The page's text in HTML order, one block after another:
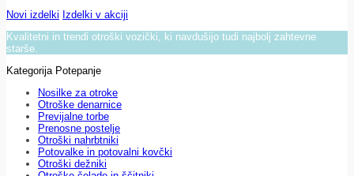
Novi izdelki Izdelki v akciji
Kvalitetni in trendi otroški vozički, ki navdušijo tudi najbolj zahtevne
starše.
Kategorija Potepanje
Nosilke za otroke
Otroške denarnice
Previjalne torbe
Prenosne postelje
Otroški nahrbtniki
Potovalke in potovalni kovčki
Otroški dežniki